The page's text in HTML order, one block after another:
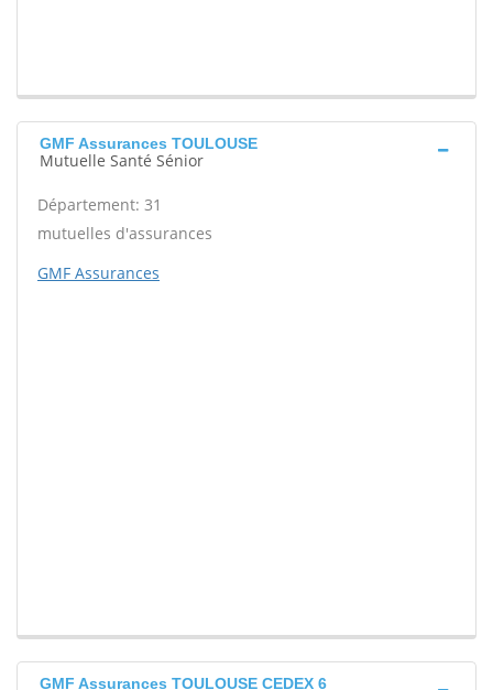
GMF Assurances TOULOUSE
Mutuelle Santé Sénior
Département: 31
mutuelles d'assurances
GMF Assurances
GMF Assurances TOULOUSE CEDEX 6